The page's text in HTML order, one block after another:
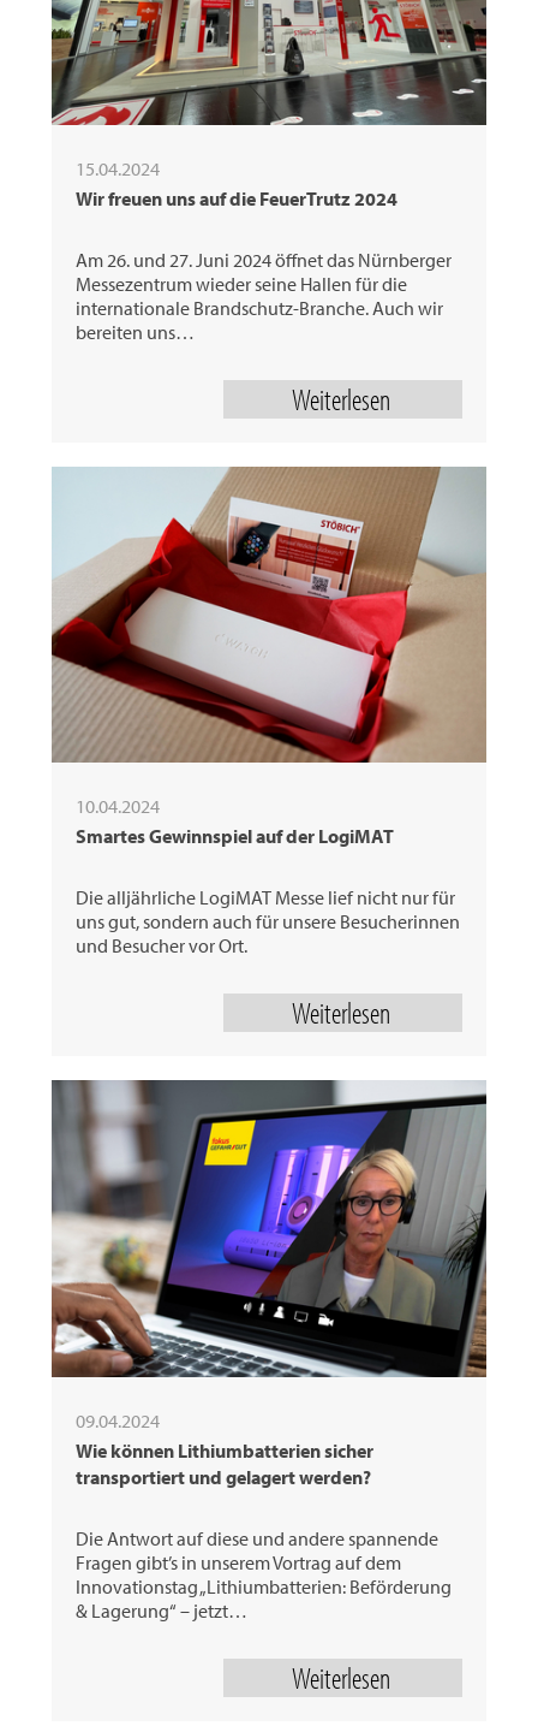
15.04.2024
Wir freuen uns auf die FeuerTrutz 2024
Am 26. und 27. Juni 2024 öffnet das Nürnberger
Messezentrum wieder seine Hallen für die
internationale Brandschutz-Branche. Auch wir
bereiten uns…
Weiterlesen
10.04.2024
Smartes Gewinnspiel auf der LogiMAT
Die alljährliche LogiMAT Messe lief nicht nur für
uns gut, sondern auch für unsere Besucherinnen
und Besucher vor Ort.
Weiterlesen
09.04.2024
Wie können Lithiumbatterien sicher
transportiert und gelagert werden?
Die Antwort auf diese und andere spannende
Fragen gibt’s in unserem Vortrag auf dem
Innovationstag „Lithiumbatterien: Beförderung
& Lagerung“ – jetzt…
Weiterlesen